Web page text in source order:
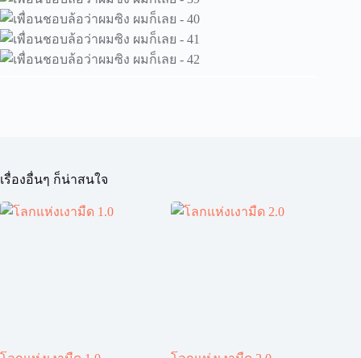
เรื่องอื่นๆ ก็น่าสนใจ